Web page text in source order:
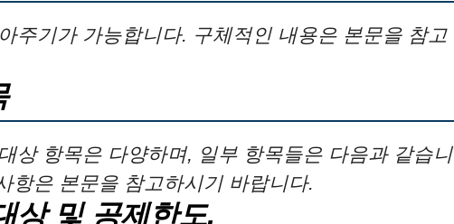
주기가 가능합니다. 구체적인 내용은 본문을 참고
상 항목은 다양하며, 일부 항목들은 다음과 같습니
항은 본문을 참고하시기 바랍니다.
상 및 공제한도,